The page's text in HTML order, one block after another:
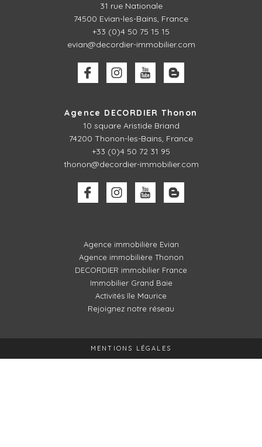
31 rue Nationale
74500 Evian-les-Bains, France
+33 (0)4 50 75 15 15
evian@decordier-immobilier.com
Agence DECORDIER Thonon
10 square Aristide Briand
74200 Thonon-les-Bains, France
+33 (0)4 50 72 31 95
thonon@decordier-immobilier.com
Agence immobilière Evian
Agence immobilière Thonon
DECORDIER immobilier France
Immobilier Grand Baie
Activités île Maurice
Rejoignez notre réseau
MENTIONS LÉGALES